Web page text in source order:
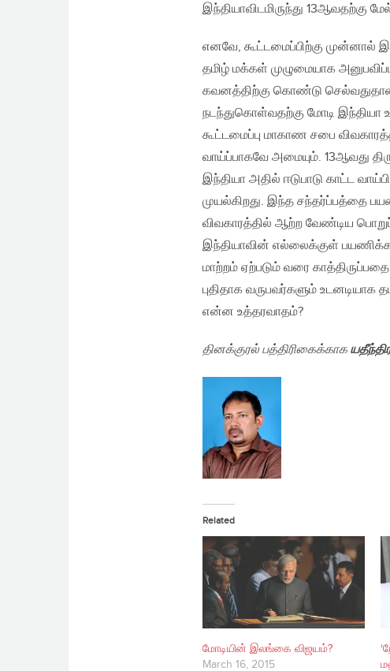
இந்தியாவிடமிருந்து 13ஆவதற்கு
எனவே, கூட்டமைப்பிற்கு முன்னால்
தமிழ் மக்கள் முழுமையாக
கவனத்திற்கு கொண்டு
நடந்துகொள்வதற்கு மோடி இந்தியா
கூட்டமைப்பு மாகாண சபை
வாய்ப்பாகவே அமையும். 13ஆவது
இந்தியா அதில் ஈடுபாடு காட்ட
முயல்கிறது. இந்த சந்தர்ப்பத்தை
விவகாரத்தில் ஆற்ற வேண்டிய
இந்தியாவின் எல்லைக்குள் பயணிக்க
மாற்றம் ஏற்படும் வரை
புதிதாக வருபவர்களும்
என்ன உத்தரவாதம்?
தினக்குரல் பத்திரிகைக்காக
Related
மோடியின் இலங்கை விஜயம்?
March 16, 2015